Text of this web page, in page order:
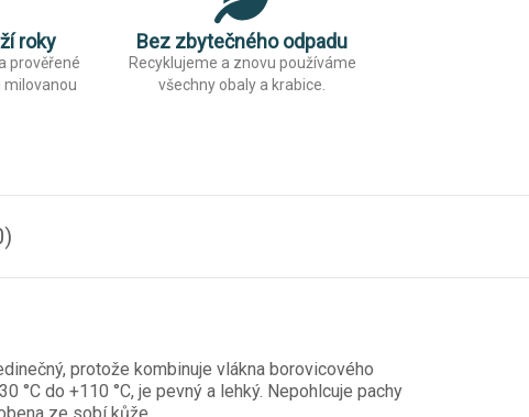
roky
prověřené
milovanou
Bez zbytečného odpadu
Recyklujeme a znovu používáme
všechny obaly a krabice.
protože kombinuje vlákna borovicového
°C do +110 °C, je pevný a lehký. Nepohlcuje pachy